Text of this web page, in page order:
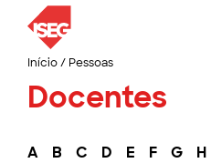
Início/ Pessoas
Docentes
A B C D E F G H